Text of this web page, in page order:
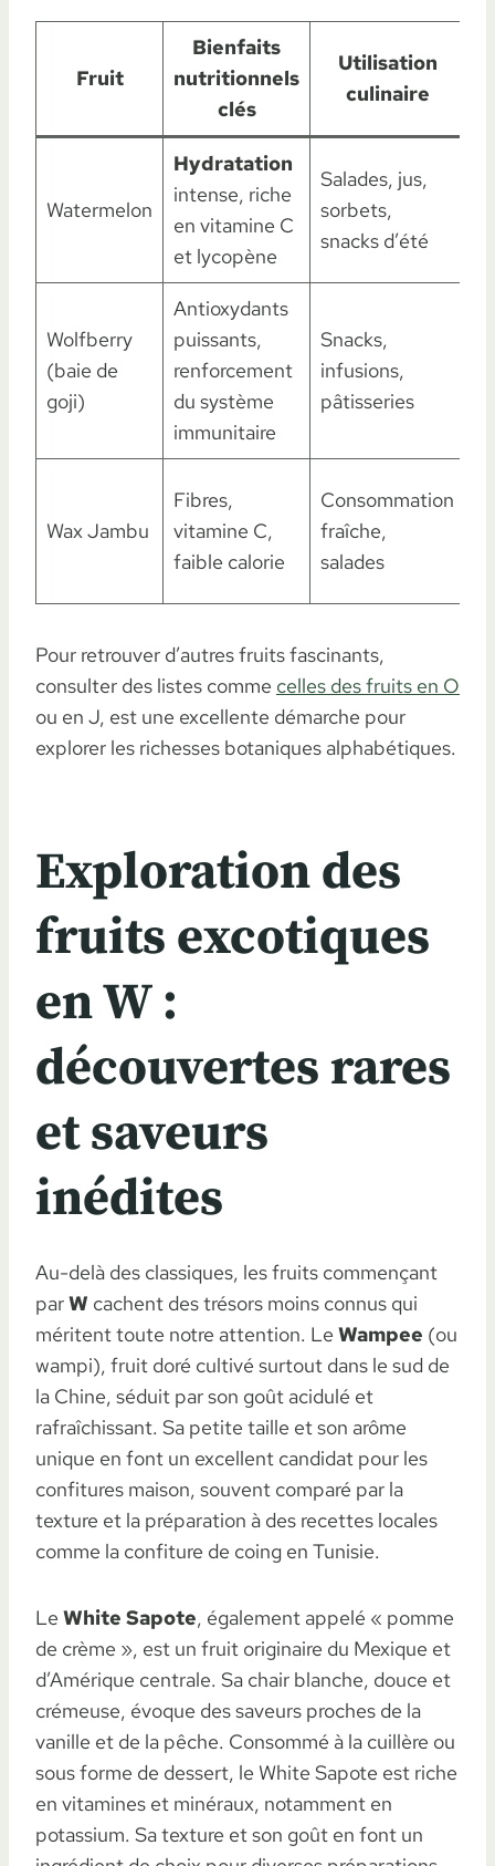
Fruit
Bienfaits
nutritionnels
clés
Utilisation
culinaire
Watermelon
Hydratation
intense, riche
en vitamine C
et lycopène
Salades, jus,
sorbets,
snacks d’été
Wolfberry
(baie de
goji)
Antioxydants
puissants,
renforcement
du système
immunitaire
Snacks,
infusions,
pâtisseries
Wax Jambu
Fibres,
vitamine C,
faible calorie
Consommation
fraîche,
salades
Pour retrouver d’autres fruits fascinants,
consulter des listes comme celles des fruits en O
ou en J, est une excellente démarche pour
explorer les richesses botaniques alphabétiques.
Exploration des
fruits excotiques
en W :
découvertes rares
et saveurs
inédites
Au-delà des classiques, les fruits commençant
parW cachent des trésors moins connus qui
méritent toute notre attention. Le Wampee (ou
wampi), fruit doré cultivé surtout dans le sud de
la Chine, séduit par son goût acidulé et
rafraîchissant. Sa petite taille et son arôme
unique en font un excellent candidat pour les
confitures maison, souvent comparé par la
texture et la préparation à des recettes locales
comme la confiture de coing en Tunisie.
Le White Sapote, également appelé « pomme
de crème », est un fruit originaire du Mexique et
d’Amérique centrale. Sa chair blanche, douce et
crémeuse, évoque des saveurs proches de la
vanille et de la pêche. Consommé à la cuillère ou
sous forme de dessert, le White Sapote est riche
en vitamines et minéraux, notamment en
potassium. Sa texture et son goût en font un